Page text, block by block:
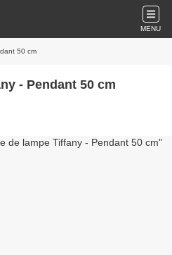
MENU
50 cm
- Pendant 50 cm